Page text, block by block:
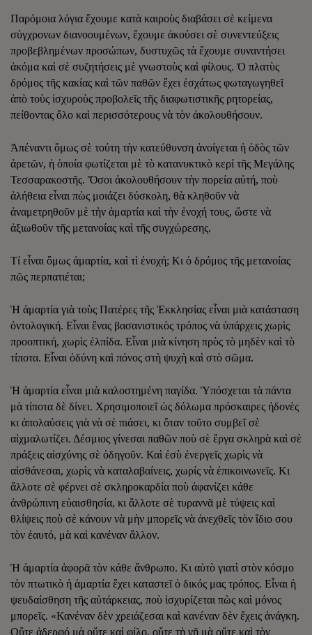
Παρόμοια λόγια ἔχουμε κατὰ καιροὺς διαβάσει σὲ κείμενα
σύγχρονων διανοουμένων, ἔχουμε ἀκούσει σὲ συνεντεύξεις
προβεβλημένων προσώπων, δυστυχῶς τὰ ἔχουμε συναντήσει
ἀκόμα καὶ σὲ συζητήσεις μὲ γνωστοὺς καὶ φίλους. Ὁ πλατὺς
δρόμος τῆς κακίας καὶ τῶν παθῶν ἔχει ἐσχάτως φωταγωγηθεῖ
ἀπὸ τοὺς ἰσχυροὺς προβολεῖς τῆς διαφωτιστικῆς ρητορείας,
πείθοντας ὅλο καὶ περισσότερους νὰ τὸν ἀκολουθήσουν.
Ἀπέναντι ὅμως σὲ τούτη τὴν κατεύθυνση ἀνοίγεται ἡ ὁδὸς τῶν
ἀρετῶν, ἡ ὁποία φωτίζεται μὲ τὸ κατανυκτικὸ κερί τῆς Μεγάλης
Τεσσαρακοστῆς. Ὅσοι ἀκολουθήσουν τὴν πορεία αὐτή, ποὺ
ἀλήθεια εἶναι πὼς μοιάζει δύσκολη, θὰ κληθοῦν νὰ
ἀναμετρηθοῦν μὲ τὴν ἁμαρτία καὶ τὴν ἐνοχή τους, ὥστε νὰ
ἀξιωθοῦν τῆς μετανοίας καὶ τῆς συγχώρεσης.
Τί εἶναι ὅμως ἁμαρτία, καὶ τὶ ἐνοχή; Κι ὁ δρόμος τῆς μετανοίας
πῶς περπατιέται;
Ἡ ἁμαρτία γιὰ τοὺς Πατέρες τῆς Ἐκκλησίας εἶναι μιὰ κατάσταση
ὀντολογική. Εἶναι ἕνας βασανιστικὸς τρόπος νὰ ὑπάρχεις χωρὶς
προοπτική, χωρὶς ἐλπίδα. Εἶναι μιὰ κίνηση πρὸς τὸ μηδὲν καὶ τὸ
τίποτα. Εἶναι ὀδύνη καὶ πόνος στὴ ψυχὴ καὶ στὸ σῶμα.
Ἡ ἁμαρτία εἶναι μιὰ καλοστημένη παγίδα. Ὑπόσχεται τὰ πάντα
μὰ τίποτα δὲ δίνει. Χρησιμοποιεῖ ὡς δόλωμα πρόσκαιρες ἡδονὲς
κι ἀπολαύσεις γιὰ νὰ σὲ πιάσει, κι ὅταν τοῦτο συμβεῖ σὲ
αἰχμαλωτίζει. Δέσμιος γίνεσαι παθῶν ποὺ σὲ ἔργα σκληρὰ καὶ σὲ
πράξεις αἰσχύνης σὲ ὁδηγοῦν. Καὶ ἐσὺ ἐνεργεῖς χωρὶς νὰ
αἰσθάνεσαι, χωρὶς νὰ καταλαβαίνεις, χωρίς νὰ ἐπικοινωνεῖς. Κι
ἄλλοτε σὲ φέρνει σὲ σκληροκαρδία ποὺ ἀφανίζει κάθε
ἀνθρώπινη εὐαισθησία, κι ἄλλοτε σὲ τυραννᾶ μὲ τύψεις καὶ
θλίψεις ποὺ σὲ κάνουν νὰ μὴν μπορεῖς νὰ ἀνεχθεῖς τὸν ἴδιο σου
τὸν ἑαυτό, μὰ καὶ κανέναν ἄλλον.
Ἡ ἁμαρτία ἀφορᾶ τὸν κάθε ἄνθρωπο. Κι αὐτὸ γιατὶ στὸν κόσμο
τὸν πτωτικὸ ἡ ἁμαρτία ἔχει καταστεῖ ὁ δικός μας τρόπος. Εἶναι ἡ
ψευδαίσθηση τῆς αὐτάρκειας, ποὺ ἰσχυρίζεται πὼς καὶ μόνος
μπορεῖς. «Κανέναν δὲν χρειάζεσαι καὶ κανέναν δὲν ἔχεις ἀνάγκη.
Οὔτε ἀδερφό μὰ οὔτε καὶ φίλο, οὔτε τὴ γῆ μὰ οὔτε καὶ τὸν